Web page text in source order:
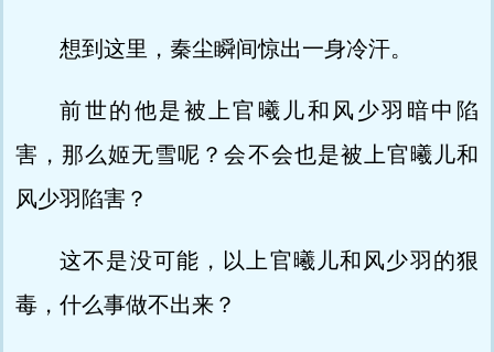
想到这里，秦尘瞬间惊出一身冷汗。
前世的他是被上官曦儿和风少羽暗中陷
害，那么姬无雪呢？会不会也是被上官曦儿和
风少羽陷害？
这不是没可能，以上官曦儿和风少羽的狠
毒，什么事做不出来？